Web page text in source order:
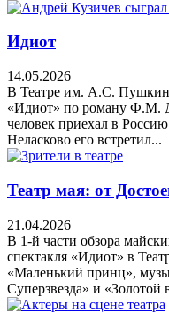
Идиот
14.05.2026
В Театре им. А.С. Пушкина
«Идиот» по роману Ф.М.
человек приехал в
Неласково его встретил...
Театр мая: от
21.04.2026
В 1-й части обзора
спектакля «Идиот» в
«Маленький принц»,
Суперзвезда» и «Золотой